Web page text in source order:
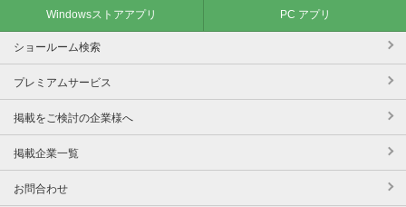
Windowsストアアプリ PC アプリ
ショールーム検索
プレミアムサービス
掲載をご検討の企業様へ
掲載企業一覧
お問合わせ